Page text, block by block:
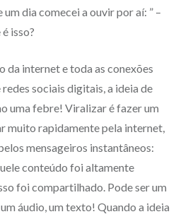
dia comecei a ouvir por aí: ” –
isso?
da internet e toda as conexões
sociais digitais, a ideia de
uma febre! Viralizar é fazer um
muito rapidamente pela internet,
mensageiros instantâneos:
conteúdo foi altamente
foi compartilhado. Pode ser um
áudio, um texto! Quando a ideia